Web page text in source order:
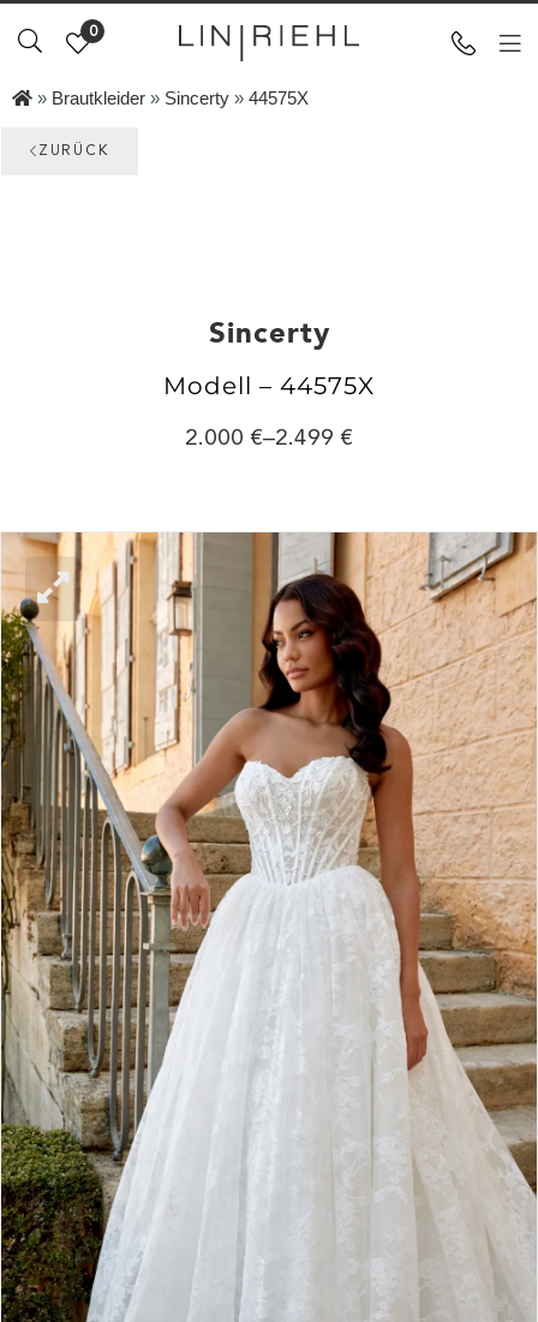
0
» Brautkleider » Sincerty » 44575X
ZURÜCK
Sincerty
Modell – 44575X
2.000 –2.499